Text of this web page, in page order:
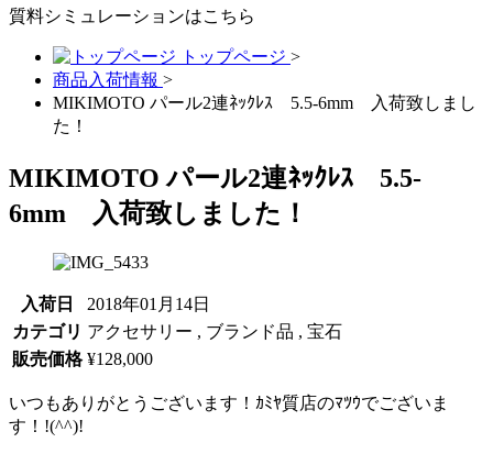
質料シミュレーションはこちら
トップページ >
商品入荷情報 >
MIKIMOTO パール2連ﾈｯｸﾚｽ 5.5-6mm 入荷致しまし
た！
MIKIMOTO パール2連ﾈｯｸﾚｽ 5.5-
6mm 入荷致しました！
入荷日
2018年01月14日
カテゴリ アクセサリー , ブランド品 , 宝石
販売価格 ¥128,000
いつもありがとうございます！ｶﾐﾔ質店のﾏﾂｳでございま
す！!(^^)!